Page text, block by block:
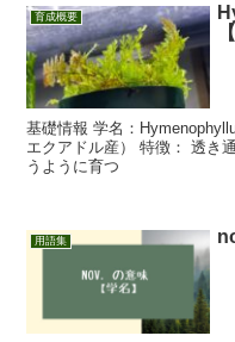
育成概要
基礎情報 学名：
エクアドル産） 特徴： 透き
うように育つ
用語集